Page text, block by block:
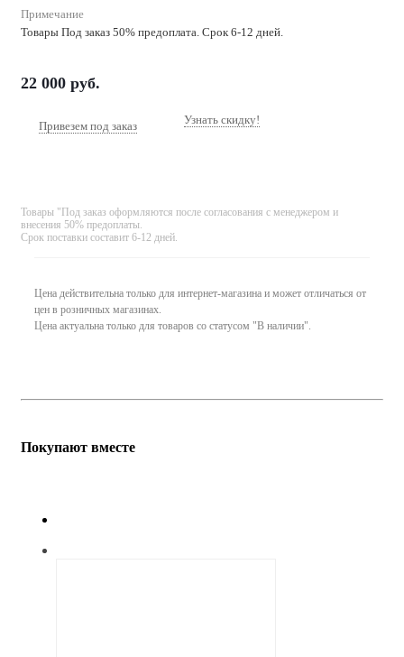
Примечание
Товары Под заказ 50% предоплата. Срок 6-12 дней.
22 000 руб.
Привезем под заказ Узнать скидку!
Товары "Под заказ оформляются после согласования с менеджером и
внесения 50% предоплаты.
Срок поставки составит 6-12 дней.
Цена действительна только для интернет-магазина и может отличаться от
цен в розничных магазинах.
Цена актуальна только для товаров со статусом "В наличии".
Покупают вместе